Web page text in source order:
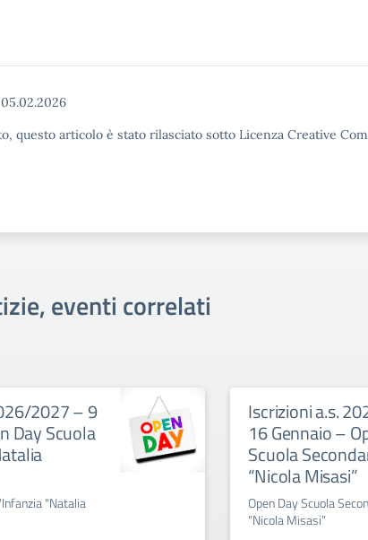
05.02.2026
questo articolo è stato rilasciato sotto Licenza Creative
eventi correlati
2027 – 9
Day Scuola
"Natalia
Iscrizioni a.s.
16 Gennaio –
Scuola
“Nicola Misasi”
Open Day Scuola
“Nicola Misasi”